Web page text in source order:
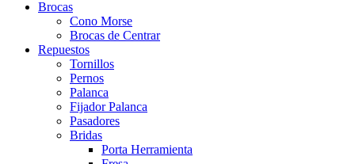
Brocas
Cono Morse
Brocas de Centrar
Repuestos
Tornillos
Pernos
Palanca
Fijador Palanca
Pasadores
Bridas
Porta Herramienta